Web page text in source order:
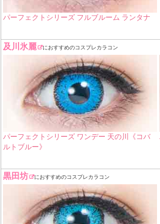
パーフェクトシリーズ フルブルーム ランタナ
及川氷麗 におすすめのコスプレカラコン
パーフェクトシリーズ ワンデー 天の川《コバ
ルトブルー》
黒田坊 におすすめのコスプレカラコン